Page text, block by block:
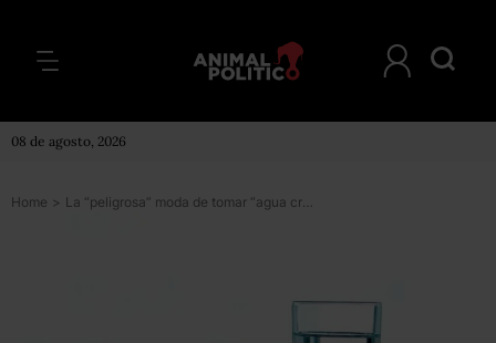
08 de agosto, 2026
Home > La “peligrosa” moda de tomar “agua cruda” que triunfa en Silicon Valley